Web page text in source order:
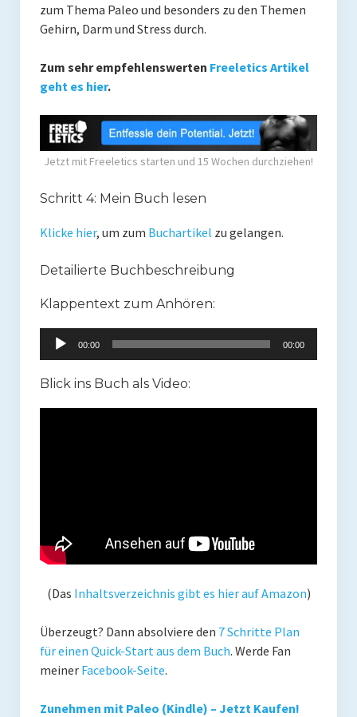
zum Thema Paleo und besonders zu den Themen
Gehirn, Darm und Stress durch.
Zum sehr empfehlenswerten Freeletics Artikel
geht es hier.
Jetzt mit Freeletics starten und 15 Wochen durchziehen!
Schritt 4: Mein Buch lesen
Klicke hier, um zum Buchartikel zu gelangen.
Detailierte Buchbeschreibung
Klappentext zum Anhören:
Audio-
Player
00:00 00:00
Blick ins Buch als Video:
(Das Inhaltsverzeichnis gibt es hier auf Amazon)
Überzeugt? Dann absolviere den 7 Schritte Plan
für einen Quick-Start aus dem Buch. Werde Fan
meiner Facebook-Seite.
Zunehmen mit Paleo (Kindle) – Jetzt Kaufen!